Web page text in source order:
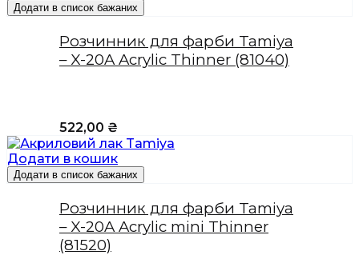
Додати в список бажаних
Розчинник для фарби Tamiya
– X-20A Acrylic Thinner (81040)
522,00 ₴
Додати в кошик
Додати в список бажаних
Розчинник для фарби Tamiya
– X-20A Acrylic mini Thinner
(81520)